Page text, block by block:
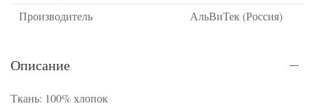
Производитель
АльВиТек (Россия)
Описание
Ткань: 100% хлопок